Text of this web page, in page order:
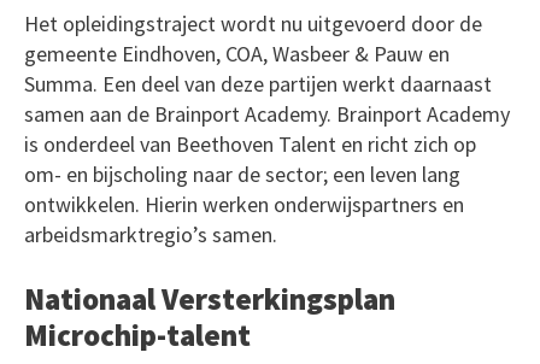
Het opleidingstraject wordt nu uitgevoerd door de
gemeente Eindhoven, COA, Wasbeer & Pauw en
Summa. Een deel van deze partijen werkt daarnaast
samen aan de Brainport Academy. Brainport Academy
is onderdeel van Beethoven Talent en richt zich op
om- en bijscholing naar de sector; een leven lang
ontwikkelen. Hierin werken onderwijspartners en
arbeidsmarktregio’s samen.
Nationaal Versterkingsplan
Microchip-talent